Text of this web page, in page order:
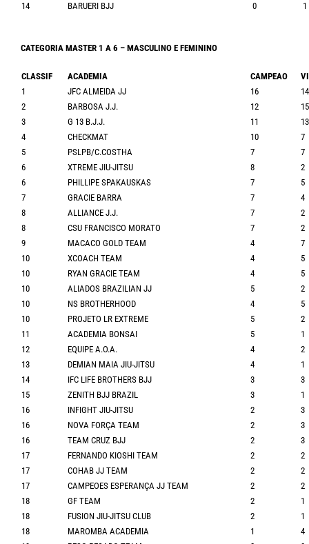
14
BARUERI BJJ 0 1
CATEGORIA MASTER 1 A 6 – MASCULINO E FEMININO
CLASSIF ACADEMIA CAMPEAO
1
JFC ALMEIDA JJ 16
14
2
BARBOSA J.J. 12
15
3
G 13 B.J.J. 11
13
4
CHECKMAT 10
7
5
PSLPB/C.COSTHA 7
7
6
XTREME JIU-JITSU 8
2
6
PHILLIPE SPAKAUSKAS 7
5
7
GRACIE BARRA 7
4
8
ALLIANCE J.J. 7
2
8
CSU FRANCISCO MORATO 7
2
9
MACACO GOLD TEAM 4
7
10
XCOACH TEAM 4
5
10
RYAN GRACIE TEAM 4
5
10
ALIADOS BRAZILIAN JJ 5
2
10
NS BROTHERHOOD 4
5
10
PROJETO LR EXTREME 5
2
11
ACADEMIA BONSAI 5
1
12
EQUIPE A.O.A. 4
2
13
DEMIAN MAIA JIU-JITSU 4
1
14
IFC LIFE BROTHERS BJJ 3
3
15
ZENITH BJJ BRAZIL 3
1
16
INFIGHT JIU-JITSU 2
3
16
NOVA FORÇA TEAM 2
3
16
TEAM CRUZ BJJ 2
3
17
FERNANDO KIOSHI TEAM 2
2
17
COHAB JJ TEAM 2
2
17
CAMPEOES ESPERANÇA JJ TEAM 2
2
18
GF TEAM 2
1
18
FUSION JIU-JITSU CLUB 2
1
18
MAROMBA ACADEMIA 1
4